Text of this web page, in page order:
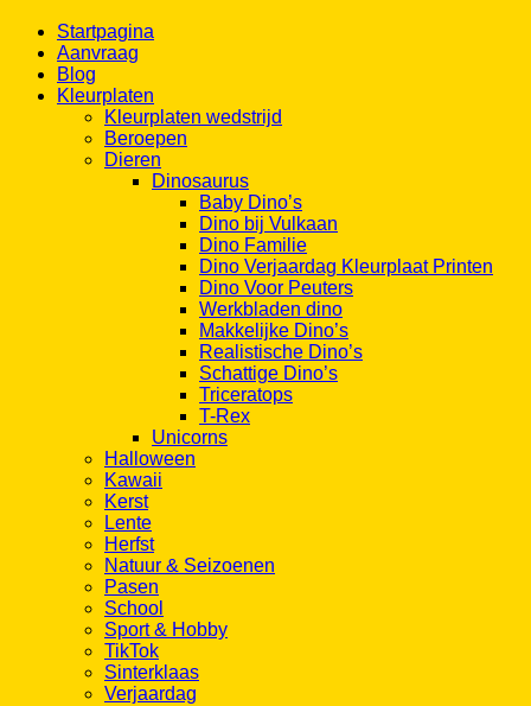
Startpagina
Aanvraag
Blog
Kleurplaten
Kleurplaten wedstrijd
Beroepen
Dieren
Dinosaurus
Baby Dino’s
Dino bij Vulkaan
Dino Familie
Dino Verjaardag Kleurplaat Printen
Dino Voor Peuters
Werkbladen dino
Makkelijke Dino’s
Realistische Dino’s
Schattige Dino’s
Triceratops
T-Rex
Unicorns
Halloween
Kawaii
Kerst
Lente
Herfst
Natuur & Seizoenen
Pasen
School
Sport & Hobby
TikTok
Sinterklaas
Verjaardag